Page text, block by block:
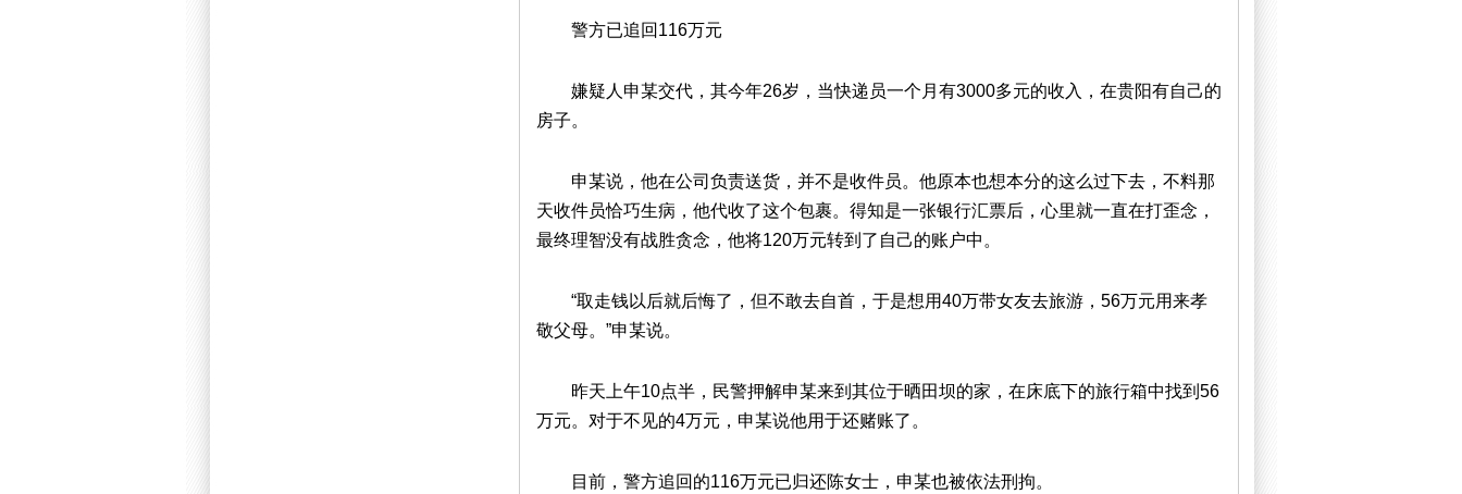
警方已追回116万元
嫌疑人申某交代，其今年26岁，当快递员一个月有3000多元的收入，在贵阳有自己的
房子。
申某说，他在公司负责送货，并不是收件员。他原本也想本分的这么过下去，不料那
天收件员恰巧生病，他代收了这个包裹。得知是一张银行汇票后，心里就一直在打歪念，
最终理智没有战胜贪念，他将120万元转到了自己的账户中。
“取走钱以后就后悔了，但不敢去自首，于是想用40万带女友去旅游，56万元用来孝
敬父母。”申某说。
昨天上午10点半，民警押解申某来到其位于晒田坝的家，在床底下的旅行箱中找到56
万元。对于不见的4万元，申某说他用于还赌账了。
目前，警方追回的116万元已归还陈女士，申某也被依法刑拘。